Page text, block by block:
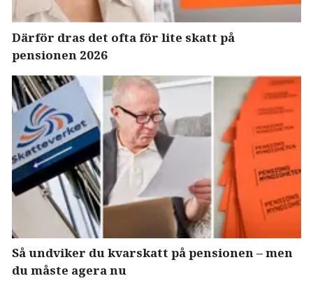
Därför dras det ofta för lite skatt på
pensionen 2026
Så undviker du kvarskatt på pensionen – men
du måste agera nu